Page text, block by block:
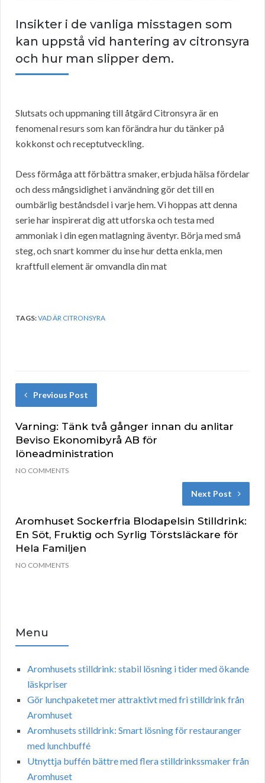
Insikter i de vanliga misstagen som
kan uppstå vid hantering av citronsyra
och hur man slipper dem.
Slutsats och uppmaning till åtgärd Citronsyra är en
fenomenal resurs som kan förändra hur du tänker på
kokkonst och receptutveckling.
Dess förmåga att förbättra smaker, erbjuda hälsa fördelar
och dess mångsidighet i användning gör det till en
oumbärlig beståndsdel i varje hem. Vi hoppas att denna
serie har inspirerat dig att utforska och testa med
ammoniak i din egen matlagning äventyr. Börja med små
steg, och snart kommer du inse hur detta enkla, men
kraftfull element är omvandla din mat
TAGS:VAD ÄR CITRONSYRA
Previous Post
Varning: Tänk två gånger innan du anlitar
Beviso Ekonomibyrå AB för
löneadministration
NO COMMENTS
Next Post
Aromhuset Sockerfria Blodapelsin Stilldrink:
En Söt, Fruktig och Syrlig Törstsläckare för
Hela Familjen
NO COMMENTS
Menu
Aromhusets stilldrink: stabil lösning i tider med ökande
läskpriser
Gör lunchpaketet mer attraktivt med fri stilldrink från
Aromhuset
Aromhusets stilldrink: Smart lösning för restauranger
med lunchbuffé
Utnyttja buffén bättre med flera stilldrinkssmaker från
Aromhuset